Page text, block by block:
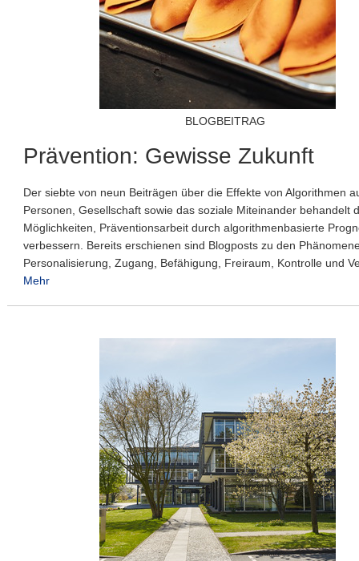
BLOGBEITRAG
Prävention: Gewisse Zukunft
Der siebte von neun Beiträgen über die Effekte von Algorithmen
Personen, Gesellschaft sowie das soziale Miteinander behandelt
Möglichkeiten, Präventionsarbeit durch algorithmenbasierte
verbessern. Bereits erschienen sind Blogposts zu den
Personalisierung, Zugang, Befähigung, Freiraum, Kontrolle und
Mehr